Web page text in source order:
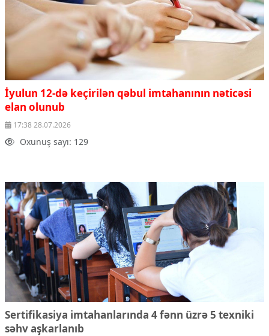
İyulun 12-də keçirilən qəbul imtahanının nəticəsi
elan olunub
17:38 28.07.2026
Oxunuş sayı: 129
Sertifikasiya imtahanlarında 4 fənn üzrə 5 texniki
səhv aşkarlanıb